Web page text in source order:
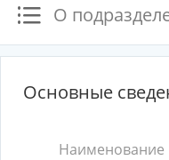
О
Основные
Наименование